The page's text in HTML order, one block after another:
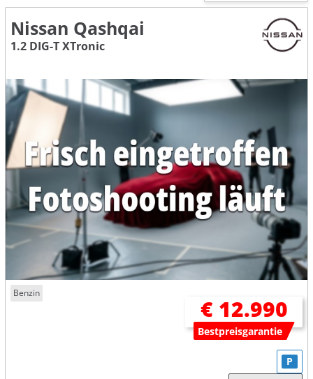
Nissan Qashqai
1.2 DIG-T XTronic
Benzin
€ 12.990
Bestpreisgarantie
P